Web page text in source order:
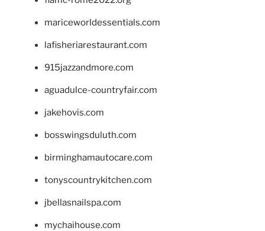
mariceworldessentials.com
lafisheriarestaurant.com
915jazzandmore.com
aguadulce-countryfair.com
jakehovis.com
bosswingsduluth.com
birminghamautocare.com
tonyscountrykitchen.com
jbellasnailspa.com
mychaihouse.com